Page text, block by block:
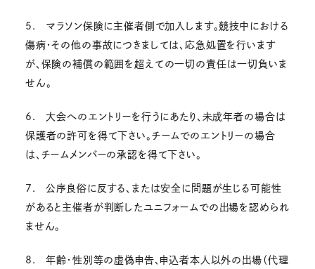
5. マラソン保険に主催者側で加入します。競技中における
傷病・その他の事故につきましては、応急処置を行います
が、保険の補償の範囲を超えての一切の責任は一切負いま
せん。
6. 大会へのエントリーを行うにあたり、未成年者の場合は
保護者の許可を得て下さい。チームでのエントリーの場合
は、チームメンバーの承認を得て下さい。
7. 公序良俗に反する、または安全に問題が生じる可能性
があると主催者が判断したユニフォームでの出場を認められ
ません。
8. 年齢・性別等の虚偽申告、申込者本人以外の出場（代理